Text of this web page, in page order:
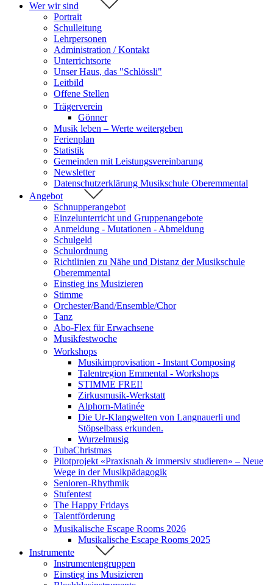
Wer wir sind
Portrait
Schulleitung
Lehrpersonen
Administration / Kontakt
Unterrichtsorte
Unser Haus, das "Schlössli"
Leitbild
Offene Stellen
Trägerverein
Gönner
Musik leben – Werte weitergeben
Ferienplan
Statistik
Gemeinden mit Leistungsvereinbarung
Newsletter
Datenschutzerklärung Musikschule Oberemmental
Angebot
Schnupperangebot
Einzelunterricht und Gruppenangebote
Anmeldung - Mutationen - Abmeldung
Schulgeld
Schulordnung
Richtlinien zu Nähe und Distanz der Musikschule
Oberemmental
Einstieg ins Musizieren
Stimme
Orchester/Band/Ensemble/Chor
Tanz
Abo-Flex für Erwachsene
Musikfestwoche
Workshops
Musikimprovisation - Instant Composing
Talentregion Emmental - Workshops
STIMME FREI!
Zirkusmusik-Werkstatt
Alphorn-Matinée
Die Ur-Klangwelten von Langnauerli und
Stöpselbass erkunden.
Wurzelmusig
TubaChristmas
Pilotprojekt «Praxisnah & immersiv studieren» – Neue
Wege in der Musikpädagogik
Senioren-Rhythmik
Stufentest
The Happy Fridays
Talentförderung
Musikalische Escape Rooms 2026
Musikalische Escape Rooms 2025
Instrumente
Instrumentengruppen
Einstieg ins Musizieren